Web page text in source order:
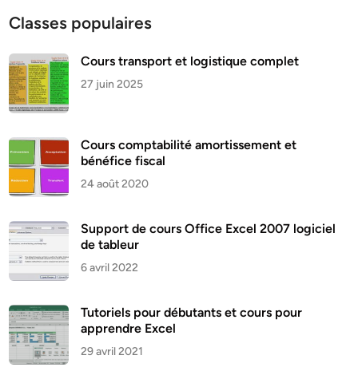
Classes populaires
Cours transport et logistique complet
27 juin 2025
Cours comptabilité amortissement et
bénéfice fiscal
24 août 2020
Support de cours Office Excel 2007 logiciel
de tableur
6 avril 2022
Tutoriels pour débutants et cours pour
apprendre Excel
29 avril 2021